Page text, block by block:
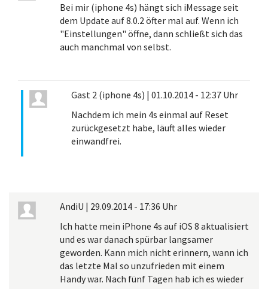
Bei mir (iphone 4s) hängt sich iMessage seit
dem Update auf 8.0.2 öfter mal auf. Wenn ich
"Einstellungen" öffne, dann schließt sich das
auch manchmal von selbst.
Gast 2 (iphone 4s) | 01.10.2014 - 12:37 Uhr
Nachdem ich mein 4s einmal auf Reset
zurückgesetzt habe, läuft alles wieder
einwandfrei.
AndiU | 29.09.2014 - 17:36 Uhr
Ich hatte mein iPhone 4s auf iOS 8 aktualisiert
und es war danach spürbar langsamer
geworden. Kann mich nicht erinnern, wann ich
das letzte Mal so unzufrieden mit einem
Handy war. Nach fünf Tagen hab ich es wieder